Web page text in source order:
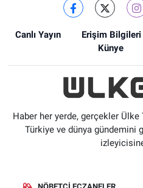
Canlı Yayın Erişim Bilgileri
Künye
Haber her yerde, gerçekler
Türkiye ve dünya gündemini